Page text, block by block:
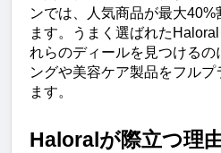
ンでは、人気商品が最大40%
ます。うまく選ばれた
れらのディールを見つけるの
ングや美容ケア製品をフル
ます。
Haloralが際立つ理